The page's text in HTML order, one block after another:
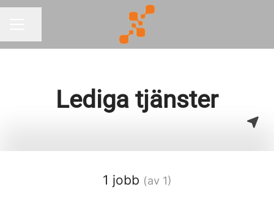
Lediga tjänster
1 jobb (av 1)